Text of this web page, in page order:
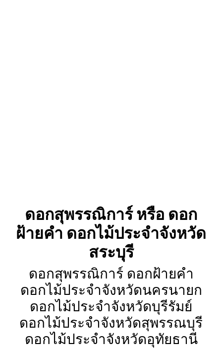
ดอกสุพรรณิการ์ หรือ ดอก
ฝ้ายคำ ดอกไม้ประจำจังหวัด
สระบุรี
ดอกสุพรรณิการ์ ดอกฝ้ายคำ
ดอกไม้ประจำจังหวัดนครนายก
ดอกไม้ประจำจังหวัดบุรีรัมย์
ดอกไม้ประจำจังหวัดสุพรรณบุรี
ดอกไม้ประจำจังหวัดอุทัยธานี